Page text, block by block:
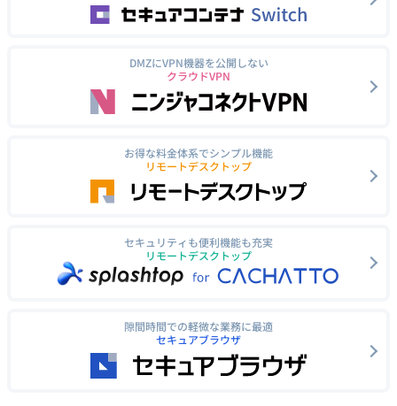
DMZにVPN機器を公開しない
クラウドVPN
お得な料金体系でシンプル機能
リモートデスクトップ
セキュリティも便利機能も充実
リモートデスクトップ
隙間時間での軽微な業務に最適
セキュアブラウザ